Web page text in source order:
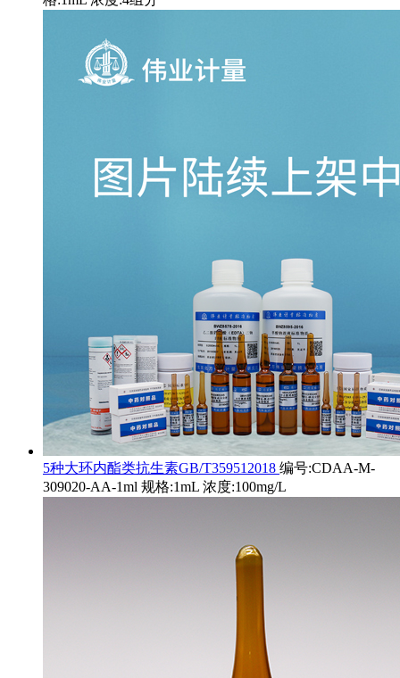
5种大环内酯类抗生素GB/T359512018 编号:CDAA-M-
309020-AA-1ml 规格:1mL 浓度:100mg/L